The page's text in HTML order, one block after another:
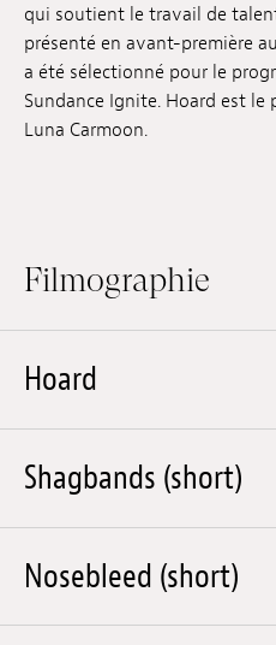
qui soutient le travail de
présenté en avant-première
a été sélectionné pour le
Sundance Ignite. Hoard est
Luna Carmoon.
Filmographie
Hoard
Shagbands (short)
Nosebleed (short)